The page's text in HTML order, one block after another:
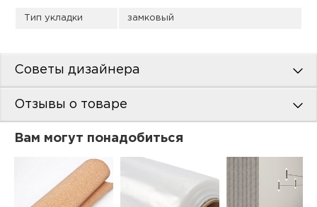
Тип укладки замковый
Советы дизайнера
Отзывы о товаре
Вам могут понадобиться